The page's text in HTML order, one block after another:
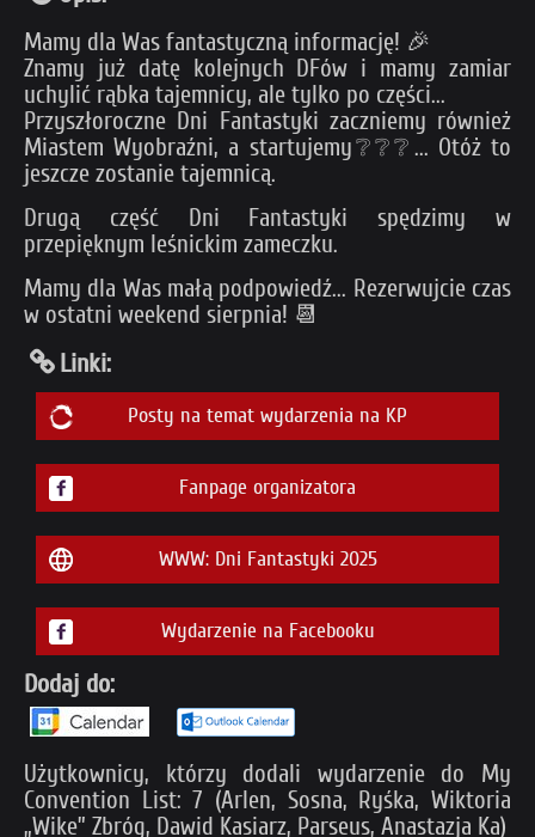
Mamy dla Was fantastyczną informację! 🎉
Znamy już datę kolejnych DFów i mamy zamiar
uchylić rąbka tajemnicy, ale tylko po części...
Przyszłoroczne Dni Fantastyki zaczniemy również
Miastem Wyobraźni, a startujemy❔❔❔... Otóż to
jeszcze zostanie tajemnicą.
Drugą część Dni Fantastyki spędzimy w
przepięknym leśnickim zameczku.
Mamy dla Was małą podpowiedź... Rezerwujcie czas
w ostatni weekend sierpnia! 📆
Linki:
Posty na temat wydarzenia na KP
Fanpage organizatora
WWW: Dni Fantastyki 2025
Wydarzenie na Facebooku
Dodaj do:
Użytkownicy, którzy dodali wydarzenie do My
Convention List: 7 (Arlen, Sosna, Ryśka, Wiktoria
„Wike” Zbróg, Dawid Kasiarz, Parseus, Anastazja Ka)